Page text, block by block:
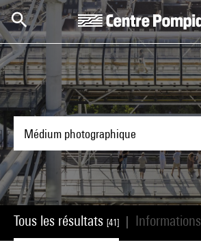
Aller au contenu principal
Centre Pompidou
Tous les résultats [41] Informations